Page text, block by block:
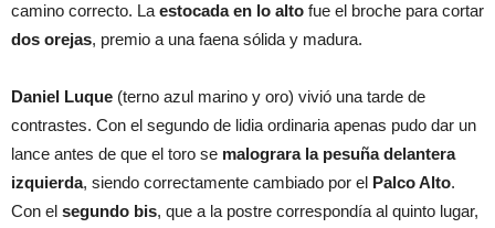
camino correcto. Laestocada en lo alto fue el broche para cortar
dos orejas, premio a una faena sólida y madura.
Daniel Luque (terno azul marino y oro) vivió una tarde de
contrastes. Con el segundo de lidia ordinaria apenas pudo dar un
lance antes de que el toro se malograra la pesuña delantera
izquierda, siendo correctamente cambiado por el Palco Alto.
Con el segundo bis, que a la postre correspondía al quinto lugar,